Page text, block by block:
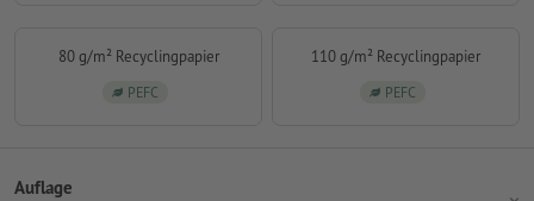
80 g/m² Recyclingpapier
PEFC
110 g/m² Recyclingpapier
PEFC
Auflage